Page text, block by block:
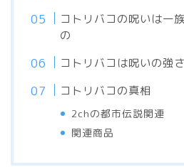
コトリバコの呪いは一
の
コトリバコは呪いの強
コトリバコの真相
2chの都市伝説関連
関連商品